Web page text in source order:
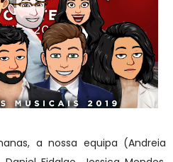
a nossa equipa (Andreia